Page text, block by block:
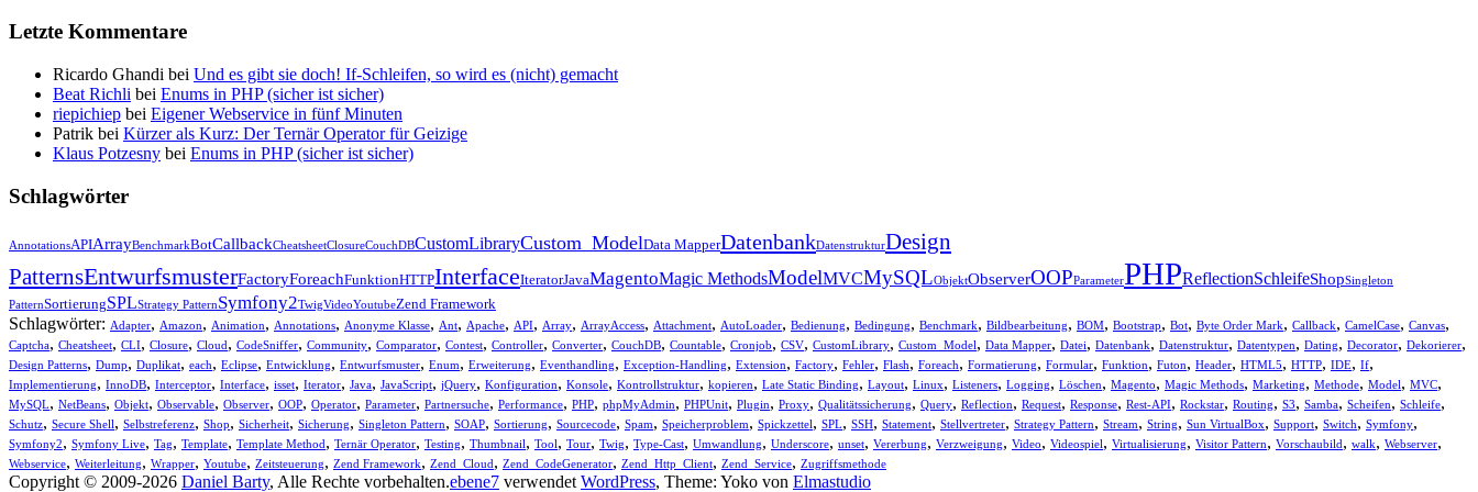
Letzte Kommentare
Ricardo Ghandi bei Und es gibt sie doch! If-Schleifen, so wird es (nicht) gemacht
Beat Richli bei Enums in PHP (sicher ist sicher)
riepichiep bei Eigener Webservice in fünf Minuten
Patrik bei Kürzer als Kurz: Der Ternär Operator für Geizige
Klaus Potzesny bei Enums in PHP (sicher ist sicher)
Schlagwörter
AnnotationsAPIArrayBenchmarkBotCallbackCheatsheetClosureCouchDBCustomLibraryCustom_ModelData MapperDatenbankDatenstrukturDesign
PatternsEntwurfsmusterFactoryForeachFunktionHTTPInterfaceIteratorJavaMagentoMagic MethodsModelMVCMySQLObjektObserverOOPParameterPHPReflectionSchleifeShopSingleton
PatternSortierungSPLStrategy PatternSymfony2TwigVideoYoutubeZend Framework
Schlagwörter: Adapter, Amazon, Animation, Annotations, Anonyme Klasse, Ant, Apache, API, Array, ArrayAccess, Attachment, AutoLoader, Bedienung, Bedingung, Benchmark, Bildbearbeitung, BOM, Bootstrap, Bot, Byte Order Mark, Callback, CamelCase, Canvas,
Captcha, Cheatsheet, CLI, Closure, Cloud, CodeSniffer, Community, Comparator, Contest, Controller, Converter, CouchDB, Countable, Cronjob, CSV, CustomLibrary, Custom_Model, Data Mapper, Datei, Datenbank, Datenstruktur, Datentypen, Dating, Decorator, Dekorierer,
Design Patterns, Dump, Duplikat, each, Eclipse, Entwicklung, Entwurfsmuster, Enum, Erweiterung, Eventhandling, Exception-Handling, Extension, Factory, Fehler, Flash, Foreach, Formatierung, Formular, Funktion, Futon, Header, HTML5, HTTP, IDE, If,
Implementierung, InnoDB, Interceptor, Interface, isset, Iterator, Java, JavaScript, jQuery, Konfiguration, Konsole, Kontrollstruktur, kopieren, Late Static Binding, Layout, Linux, Listeners, Logging, Löschen, Magento, Magic Methods, Marketing, Methode, Model, MVC,
MySQL, NetBeans, Objekt, Observable, Observer, OOP, Operator, Parameter, Partnersuche, Performance, PHP, phpMyAdmin, PHPUnit, Plugin, Proxy, Qualitätssicherung, Query, Reflection, Request, Response, Rest-API, Rockstar, Routing, S3, Samba, Scheifen, Schleife,
Schutz, Secure Shell, Selbstreferenz, Shop, Sicherheit, Sicherung, Singleton Pattern, SOAP, Sortierung, Sourcecode, Spam, Speicherproblem, Spickzettel, SPL, SSH, Statement, Stellvertreter, Strategy Pattern, Stream, String, Sun VirtualBox, Support, Switch, Symfony,
Symfony2, Symfony Live, Tag, Template, Template Method, Ternär Operator, Testing, Thumbnail, Tool, Tour, Twig, Type-Cast, Umwandlung, Underscore, unset, Vererbung, Verzweigung, Video, Videospiel, Virtualisierung, Visitor Pattern, Vorschaubild, walk, Webserver,
Webservice, Weiterleitung, Wrapper, Youtube, Zeitsteuerung, Zend Framework, Zend_Cloud, Zend_CodeGenerator, Zend_Http_Client, Zend_Service, Zugriffsmethode
Copyright © 2009-2026 Daniel Barty, Alle Rechte vorbehalten.ebene7 verwendetWordPress, Theme: Yoko von Elmastudio